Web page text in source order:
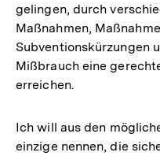
gelingen, durch
Maßnahmen,
Subventionskürzungen
Mißbrauch eine
erreichen.
Ich will aus den
einzige nennen, die